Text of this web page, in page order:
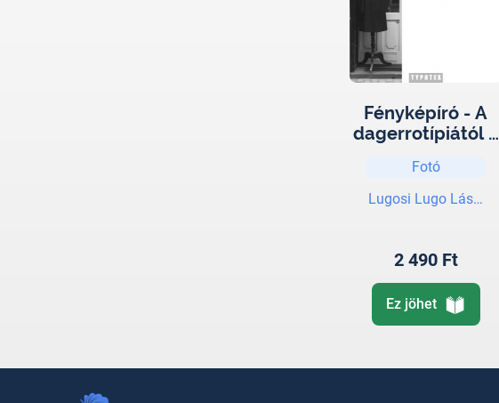
Fényképíró - A
dagerrotípiától a
Fotó
Lugosi Lugo László
2 490 Ft
Ez jöhet